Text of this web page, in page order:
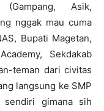
(Gampang, Asik,
nggak mau cuma
Bupati Magetan,
Sekdakab
teman dari civitas
langsung ke SMP
sendiri gimana sih